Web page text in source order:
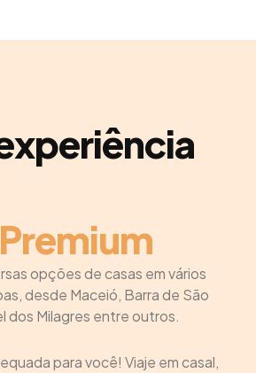
opções de casas em vários
desde Maceió, Barra de São
dos Milagres entre outros.
para você! Viaje em casal,